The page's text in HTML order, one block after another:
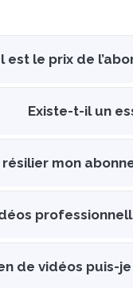
est le prix de
Existe-t-il un
résilier mon
de vidéos puis-